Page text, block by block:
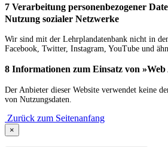
7 Verarbeitung personenbezogener
Nutzung sozialer Netzwerke
Wir sind mit der Lehrplandatenbank nicht in
Facebook, Twitter, Instagram, YouTube und
8 Informationen zum Einsatz von »Web
Der Anbieter dieser Website verwendet keine
von Nutzungsdaten.
Zurück zum Seitenanfang
×